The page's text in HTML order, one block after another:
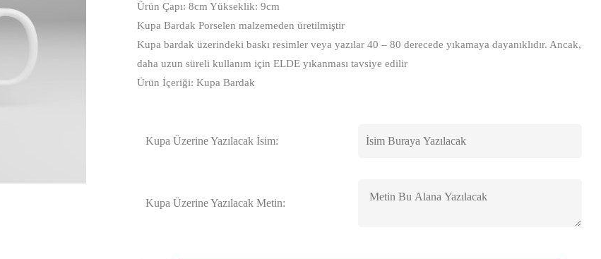
Ürün Çapı: 8cm Yükseklik: 9cm
Kupa Bardak Porselen malzemeden üretilmiştir
Kupa bardak üzerindeki baskı resimler veya yazılar 40 – 80 derecede yıkamaya dayanıklıdır. Ancak,
daha uzun süreli kullanım için ELDE yıkanması tavsiye edilir
Ürün İçeriği: Kupa Bardak
Kupa Üzerine Yazılacak İsim:
Kupa Üzerine Yazılacak Metin: